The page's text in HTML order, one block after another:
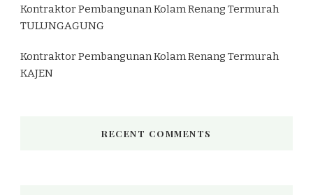
Kontraktor Pembangunan Kolam Renang Termurah
TULUNGAGUNG
Kontraktor Pembangunan Kolam Renang Termurah
KAJEN
RECENT COMMENTS